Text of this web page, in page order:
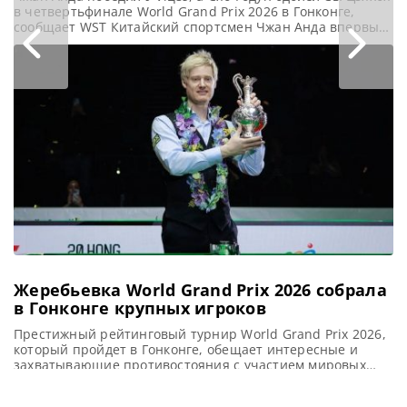
в четвертьфинале World Grand Prix 2026 в Гонконге,
сообщает WST Китайский спортсмен Чжан Анда впервые
за последние два года смог пробиться в полуфинал
престижного рейтингового турнира. Он одержал
уверенную победу над У Ицзэ с счетом 5-2 на турнире
World Grand Prix 2026. Результат матча
Жеребьевка World Grand Prix 2026 собрала
в Гонконге крупных игроков
Престижный рейтинговый турнир World Grand Prix 2026,
который пройдет в Гонконге, обещает интересные и
захватывающие противостояния с участием мировых